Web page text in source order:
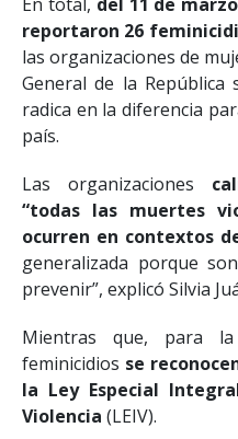
En total, del 11 de
reportaron 26
las organizaciones de
General de la
radica en la diferencia
país.
Las organizaciones
“todas las muertes
ocurren en contextos
generalizada porque
prevenir”, explicó Silvia
Mientras que, para
feminicidios se
la Ley Especial
Violencia (LEIV).